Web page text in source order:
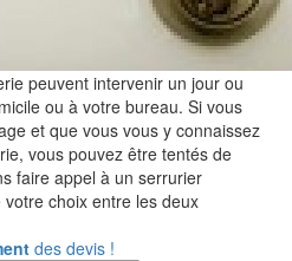
peuvent intervenir un jour ou
ou à votre bureau. Si vous
et que vous vous y connaissez
vous pouvez être tentés de
faire appel à un serrurier
choix entre les deux
des devis !